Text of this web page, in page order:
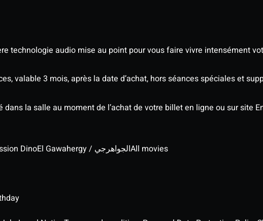
technologie audio mise au point pour vous faire vivre intensément
valable 3 mois, après la date d’achat, hors séances spéciales et
la salle au moment de l’achat de votre billet en ligne ou sur site
Dino El Gawahergy / الجواهرجيAll movies